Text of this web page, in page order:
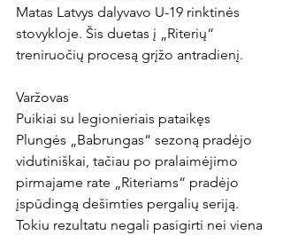
Matas Latvys dalyvavo U-19 rinktinės
stovykloje. Šis duetas į „Riterių“
treniruočių procesą grįžo antradienį.
Varžovas
Puikiai su legionieriais pataikęs
Plungės „Babrungas“ sezoną pradėjo
vidutiniškai, tačiau po pralaimėjimo
pirmajame rate „Riteriams“ pradėjo
įspūdingą dešimties pergalių seriją.
Tokiu rezultatu negali pasigirti nei viena